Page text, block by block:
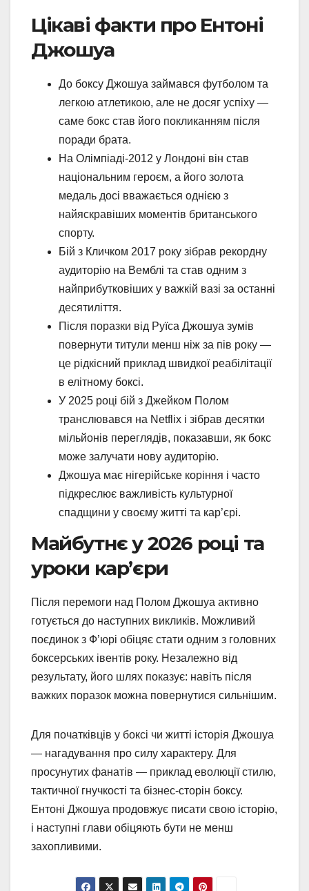
Цікаві факти про Ентоні
Джошуа
До боксу Джошуа займався футболом та
легкою атлетикою, але не досяг успіху —
саме бокс став його покликанням після
поради брата.
На Олімпіаді-2012 у Лондоні він став
національним героєм, а його золота
медаль досі вважається однією з
найяскравіших моментів британського
спорту.
Бій з Кличком 2017 року зібрав рекордну
аудиторію на Вемблі та став одним з
найприбутковіших у важкій вазі за останні
десятиліття.
Після поразки від Руїса Джошуа зумів
повернути титули менш ніж за пів року —
це рідкісний приклад швидкої реабілітації
в елітному боксі.
У 2025 році бій з Джейком Полом
транслювався на Netflix і зібрав десятки
мільйонів переглядів, показавши, як бокс
може залучати нову аудиторію.
Джошуа має нігерійське коріння і часто
підкреслює важливість культурної
спадщини у своєму житті та кар’єрі.
Майбутнє у 2026 році та
уроки кар’єри
Після перемоги над Полом Джошуа активно
готується до наступних викликів. Можливий
поєдинок з Ф’юрі обіцяє стати одним з головних
боксерських івентів року. Незалежно від
результату, його шлях показує: навіть після
важких поразок можна повернутися сильнішим.
Для початківців у боксі чи житті історія Джошуа
— нагадування про силу характеру. Для
просунутих фанатів — приклад еволюції стилю,
тактичної гнучкості та бізнес-сторін боксу.
Ентоні Джошуа продовжує писати свою історію,
і наступні глави обіцяють бути не менш
захопливими.